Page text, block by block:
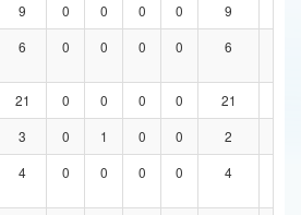
9 0 0 0 0 9
6 0 0 0 0 6
21 0 0 0 0 21
3 0 1 0 0 2
4 0 0 0 0 4